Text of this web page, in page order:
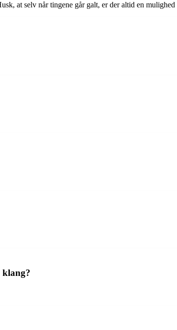
at selv når tingene går galt, er der altid en
klang?